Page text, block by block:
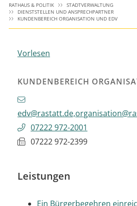
RATHAUS & POLITIK
STADTVERWALTUNG
DIENSTSTELLEN UND ANSPRECHPARTNER
KUNDENBEREICH ORGANISATION UND EDV
Vorlesen
KUNDENBEREICH
07222 972-2001
07222 972-2399
Leistungen
Ein Bürgerbegehren